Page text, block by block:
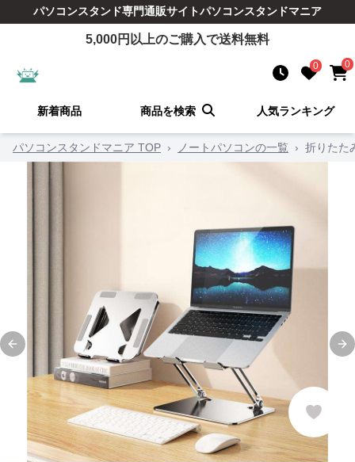
パソコンスタンド専門通販サイトパソコンスタンドマニア
5,000円以上のご購入で送料無料
0 0
新着商品 商品を検索 人気ランキング
パソコンスタンドマニア TOP › ノートパソコンの一覧 › 折りたた
Previous slide